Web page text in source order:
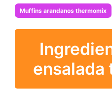
Muffins arandanos thermomix
ensalada